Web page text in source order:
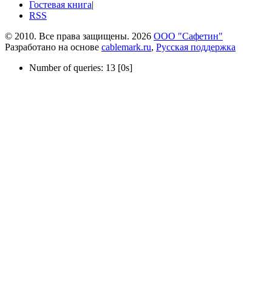
Гостевая книга|
RSS
© 2010. Все права защищены. 2026 ООО "Сафетин"
Разработано на основе cablemark.ru, Русская поддержка
Number of queries: 13 [0s]